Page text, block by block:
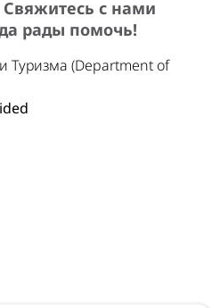
с нами
рады помочь!